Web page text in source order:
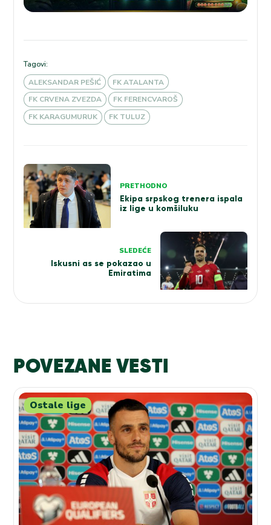
Tagovi:
ALEKSANDAR PEŠIĆ
FK ATALANTA
FK CRVENA ZVEZDA
FK FERENCVAROŠ
FK KARAGUMURUK
FK TULUZ
Kretanje
članka
PRETHODNO
Ekipa srpskog trenera ispala
iz lige u komšiluku
SLEDEĆE
Iskusni as se pokazao u
Emiratima
POVEZANE VESTI
Ostale lige